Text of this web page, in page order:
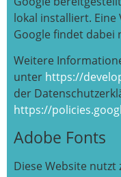
lokal installiert. Eine
Google findet dabei
Weitere
unter https://
der
https://
Adobe Fonts
Diese Website